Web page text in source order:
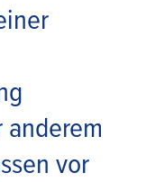
vor